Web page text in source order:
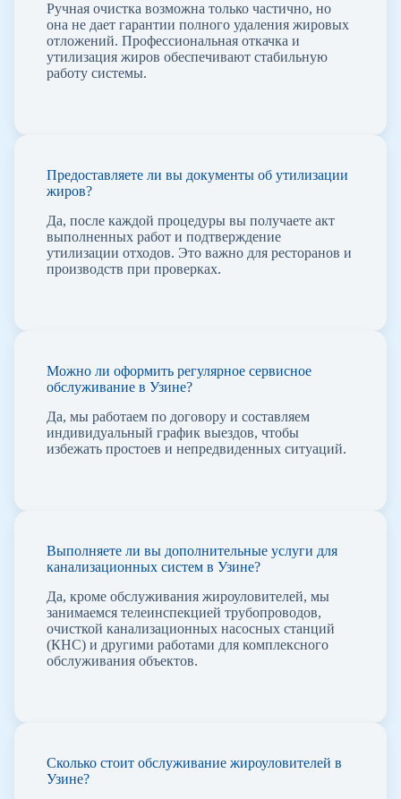
Ручная очистка возможна только частично, но
она не дает гарантии полного удаления жировых
отложений. Профессиональная откачка и
утилизация жиров обеспечивают стабильную
работу системы.
Предоставляете ли вы документы об утилизации
жиров?
Да, после каждой процедуры вы получаете акт
выполненных работ и подтверждение
утилизации отходов. Это важно для ресторанов и
производств при проверках.
Можно ли оформить регулярное сервисное
обслуживание в Узине?
Да, мы работаем по договору и составляем
индивидуальный график выездов, чтобы
избежать простоев и непредвиденных ситуаций.
Выполняете ли вы дополнительные услуги для
канализационных систем в Узине?
Да, кроме обслуживания жироуловителей, мы
занимаемся телеинспекцией трубопроводов,
очисткой канализационных насосных станций
(КНС) и другими работами для комплексного
обслуживания объектов.
Сколько стоит обслуживание жироуловителей в
Узине?